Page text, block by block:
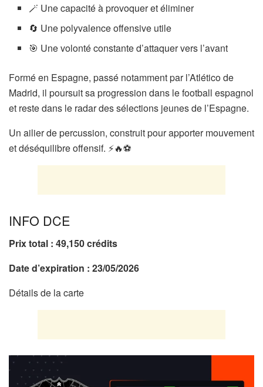
🪄 Une capacité à provoquer et éliminer
🔄 Une polyvalence offensive utile
🎯 Une volonté constante d’attaquer vers l’avant
Formé en Espagne, passé notamment par l’Atlético de
Madrid, il poursuit sa progression dans le football espagnol
et reste dans le radar des sélections jeunes de l’Espagne.
Un ailier de percussion, construit pour apporter mouvement
et déséquilibre offensif. ⚡🔥⚽
INFO DCE
Prix total : 49,150 crédits
Date d’expiration : 23/05/2026
Détails de la carte